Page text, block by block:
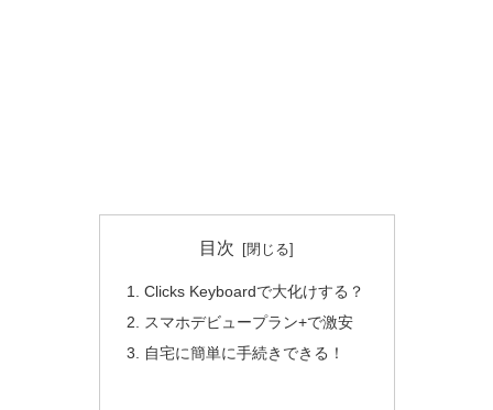
目次
Clicks Keyboardで大化けする？
スマホデビュープラン+で激安
自宅に簡単に手続きできる！